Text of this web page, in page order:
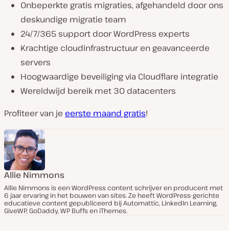
Onbeperkte gratis migraties, afgehandeld door ons
deskundige migratie team
24/7/365 support door WordPress experts
Krachtige cloudinfrastructuur en geavanceerde
servers
Hoogwaardige beveiliging via Cloudflare integratie
Wereldwijd bereik met 30 datacenters
Profiteer van je eerste maand gratis!
Allie Nimmons
Allie Nimmons is een WordPress content schrijver en producent met
6 jaar ervaring in het bouwen van sites. Ze heeft WordPress-gerichte
educatieve content gepubliceerd bij Automattic, LinkedIn Learning,
GiveWP, GoDaddy, WP Buffs en iThemes.